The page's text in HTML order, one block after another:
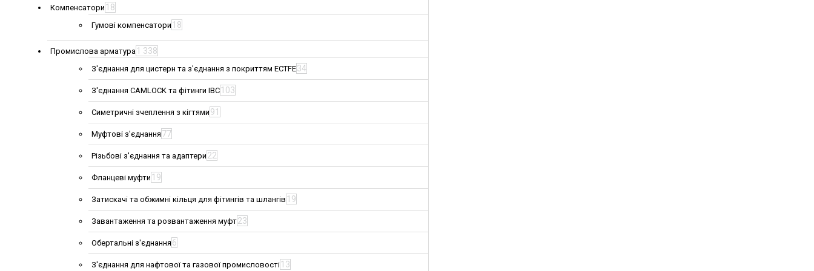
Компенсатори 18
Гумові компенсатори 18
Промислова арматура 1 338
З'єднання для цистерн та з'єднання з покриттям ECTFE34
З'єднання CAMLOCK та фітинги IBC 103
Симетричні зчеплення з кігтями 91
Муфтові з'єднання 77
Різьбові з'єднання та адаптери 22
Фланцеві муфти 19
Затискачі та обжимні кільця для фітингів та шлангів 19
Завантаження та розвантаження муфт23
Обертальні з'єднання 6
З'єднання для нафтової та газової промисловості 13